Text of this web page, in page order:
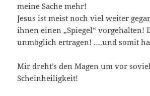
meine Sache mehr!
Jesus ist meist noch viel weiter
ihnen einen „Spiegel“ vorgehalten!
unmöglich ertragen! ….und somit
Mir dreht’s den Magen um vor
Scheinheiligkeit!